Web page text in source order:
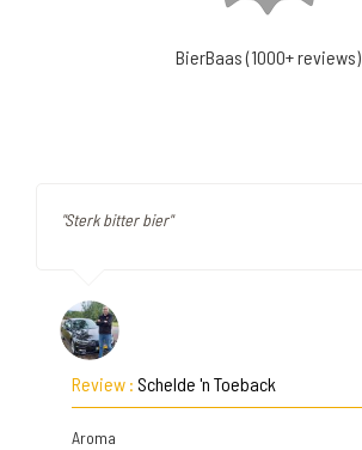
BierBaas (1000+ reviews)
"Sterk bitter bier"
Review : Schelde 'n Toeback
Aroma